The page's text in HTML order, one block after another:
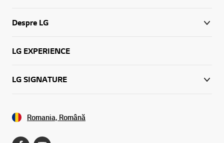
Despre LG
LG EXPERIENCE
LG SIGNATURE
Romania, Română